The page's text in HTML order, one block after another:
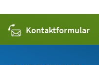
Kontaktformular